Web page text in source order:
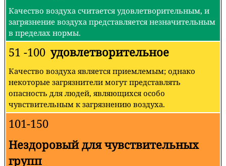
Качество воздуха считается удовлетворительным, и
загрязнение воздуха представляется незначительным
в пределах нормы.
51 -100 удовлетворительное
Качество воздуха является приемлемым; однако
некоторые загрязнители могут представлять
опасность для людей, являющихся особо
чувствительным к загрязнению воздуха.
101-150
Нездоровый для чувствительных
групп